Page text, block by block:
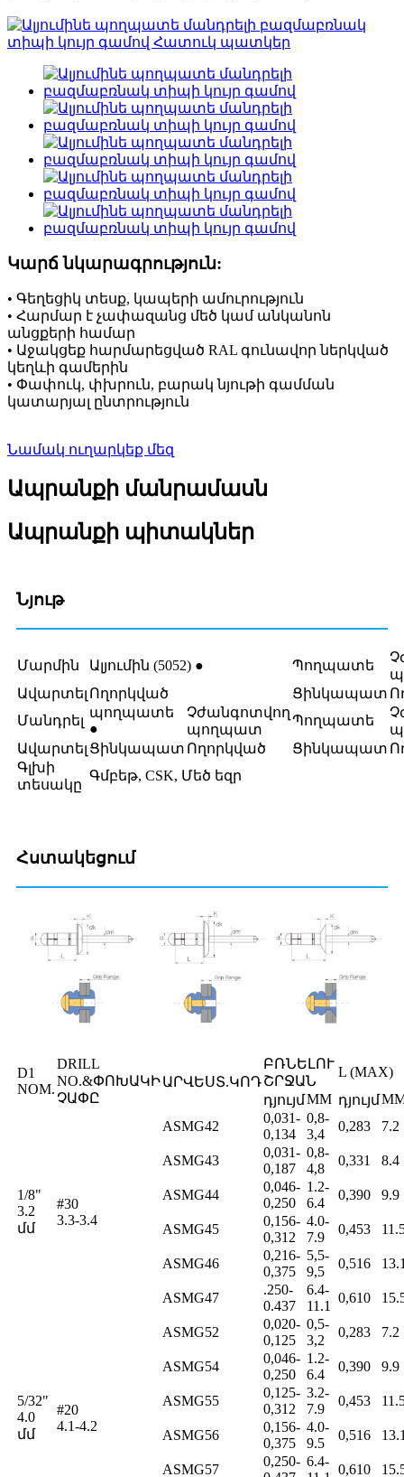
Կարճ նկարագրություն:
• Գեղեցիկ տեսք, կապերի ամուրություն
• Հարմար է չափազանց մեծ կամ անկանոն
անցքերի համար
• Աջակցեք հարմարեցված RAL գունավոր ներկված
կեղևի գամերին
• Փափուկ, փխրուն, բարակ նյութի գամման
կատարյալ ընտրություն
Նամակ ուղարկեք մեզ
Ապրանքի մանրամասն
Ապրանքի պիտակներ
Նյութ
Մարմին Ալյումին (5052) ● Պողպատե
Ավարտել Ողորկված Ցինկապատ
Մանդրել
պողպատե
●
Չժանգոտվող
պողպատ
Պողպատե
Ավարտել Ցինկապատ Ողորկված Ցինկապատ
Գլխի
տեսակը
Գմբեթ, CSK, Մեծ եզր
Հստակեցում
D1
NOM.
DRILL
NO.&ՓՈԽԱԿԻ
ՉԱՓԸ
ԱՐՎԵՍՏ.ԿՈԴ
ԲՌՆԵԼՈՒ
ՇՐՋԱՆ
L (MAX)
դյույմMM դյույմ
1/8"
3.2
մմ
#30
3.3-3.4
ASMG42
0,031-
0,134
0,8-
3,4
0,283 7.2
ASMG43
0,031-
0,187
0,8-
4,8
0,331 8.4
ASMG44
0,046-
0,250
1.2-
6.4
0,390 9.9
ASMG45
0,156-
0,312
4.0-
7.9
0,453
ASMG46
0,216-
0,375
5,5-
9,5
0,516
ASMG47
.250-
0.437
6.4-
11.1
0,610
5/32"
4.0
մմ
#20
4.1-4.2
ASMG52
0,020-
0,125
0,5-
3,2
0,283 7.2
ASMG54
0,046-
0,250
1.2-
6.4
0,390 9.9
ASMG55
0,125-
0,312
3.2-
7.9
0,453
ASMG56
0,156-
0,375
4.0-
9.5
0,516
ASMG57
0,250- 6.4-
0,610